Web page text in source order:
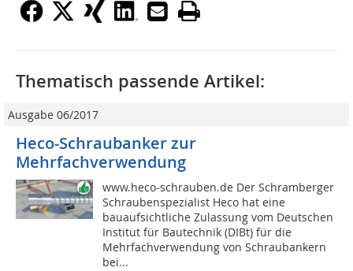
Thematisch passende Artikel:
Ausgabe 06/2017
Heco-Schraubanker zur
Mehrfachverwendung
www.heco-schrauben.de Der Schramberger
Schraubenspezialist Heco hat eine
bauaufsichtliche Zulassung vom Deutschen
Institut für Bautechnik (DIBt) für die
Mehrfachverwendung von Schraubankern
bei...